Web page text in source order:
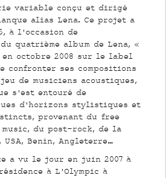
variable conçu et dirigé
alias Lena. Ce projet a
à l’occasion de
quatrième album de Lena, «
octobre 2008 sur le label
confronter ses compositions
de musiciens acoustiques,
s’est entouré de
d’horizons stylistiques et
provenant du free
du post-rock, de la
USA, Benin, Angleterre…
a vu le jour en juin 2007 à
à L’Olympic à